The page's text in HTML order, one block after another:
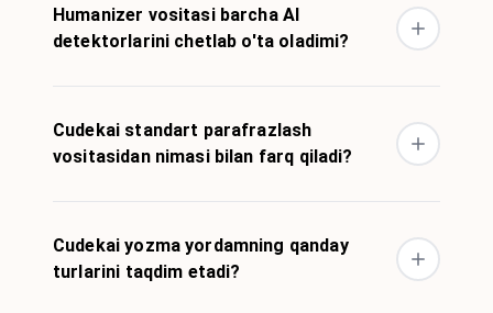
Humanizer vositasi barcha AI
detektorlarini chetlab o'ta oladimi?
Cudekai standart parafrazlash
vositasidan nimasi bilan farq qiladi?
Cudekai yozma yordamning qanday
turlarini taqdim etadi?